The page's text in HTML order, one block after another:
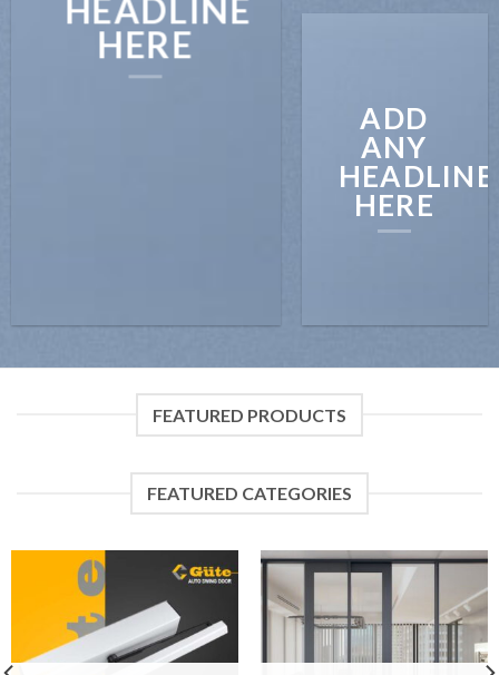
HEADLINE
HERE
ADD
ANY
HEADLINE
HERE
FEATURED PRODUCTS
FEATURED CATEGORIES